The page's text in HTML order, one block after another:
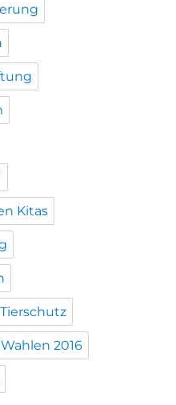
Kitas
Tierschutz
Wahlen 2016